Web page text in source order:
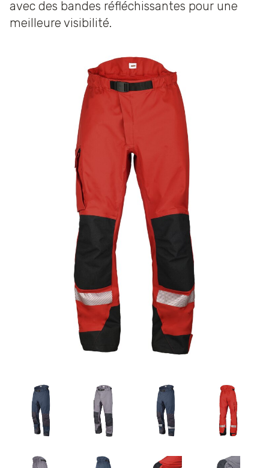
avec des bandes réfléchissantes pour une
meilleure visibilité.